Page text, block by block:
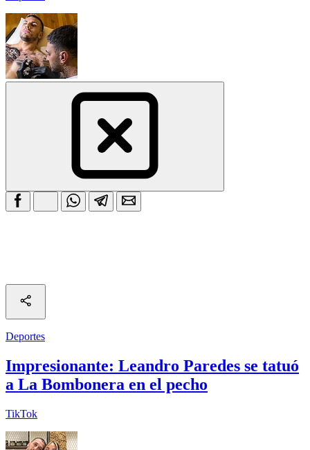
Deportes
Impresionante: Leandro Paredes se tatuó
a La Bombonera en el pecho
TikTok